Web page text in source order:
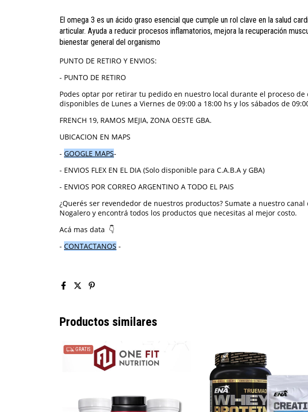
El omega 3 es un ácido graso esencial que cumple un rol clave en la salud
articular. Ayuda a reducir procesos inflamatorios, mejora la recuperación
bienestar general del organismo
PUNTO DE RETIRO Y ENVIOS:
- PUNTO DE RETIRO
Podes optar por retirar tu pedido en nuestro local durante el proceso de
disponibles de Lunes a Viernes de 09:00 a 18:00 hs y los sábados de
FRENCH 19, RAMOS MEJIA, ZONA OESTE GBA.
UBICACION EN MAPS
- GOOGLE MAPS-
- ENVIOS FLEX EN EL DIA (Solo disponible para C.A.B.A y GBA)
- ENVIOS POR CORREO ARGENTINO A TODO EL PAIS
¿Querés ser revendedor de nuestros productos? Sumate a nuestro canal
Nogalero y encontrá todos los productos que necesitas al mejor costo.
Acá mas data 👇
- CONTACTANOS -
Productos similares
GRATIS